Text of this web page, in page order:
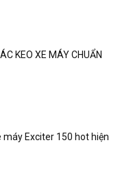
KEO XE MÁY CHUẨN
máy Exciter 150 hot hiện